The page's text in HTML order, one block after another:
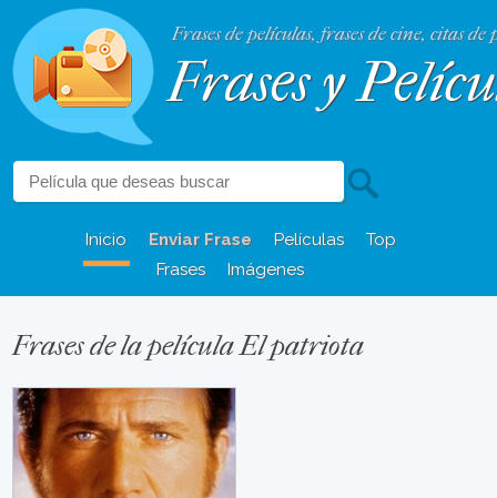
Frases de películas, frases de cine, citas de
Frases y
Inicio Enviar Frase Películas
Top
Frases
Imágenes
Frases de la película El patriota